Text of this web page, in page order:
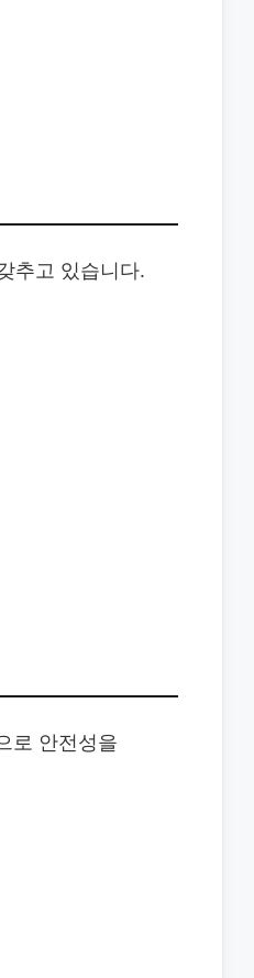
추고 있습니다.
로 안전성을